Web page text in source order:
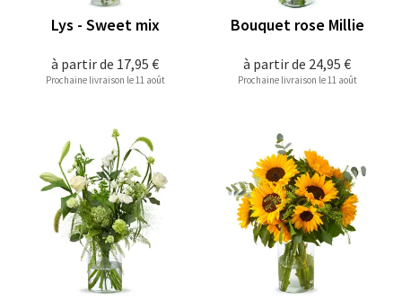
à partir de 17,95 €
Lys - Sweet mix
Prochaine livraison le 11 août
à partir de 24,95 €
Bouquet rose Millie
Prochaine livraison le 11 août